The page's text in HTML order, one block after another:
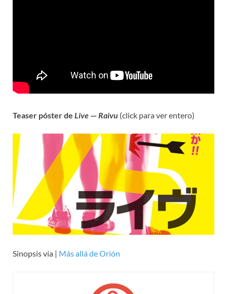
Teaser póster de Live —Raivu (click para ver entero)
Sinopsis vía | Más allá de Orión